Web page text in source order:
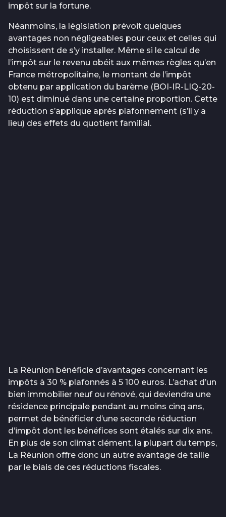
impôt sur la fortune.
Néanmoins, la législation prévoit quelques
avantages non négligeables pour ceux et celles qui
choisissent de s’y installer. Même si le calcul de
l’impôt sur le revenu obéit aux mêmes règles qu’en
France métropolitaine, le montant de l’impôt
obtenu par application du barème (BOI-IR-LIQ-20-
10) est diminué dans une certaine proportion. Cette
réduction s’applique après plafonnement (s’il y a
lieu) des effets du quotient familial.
La Réunion bénéficie d’avantages concernant les
impôts à 30 % plafonnés à 5 100 euros. L’achat d’un
bien immobilier neuf ou rénové, qui deviendra une
résidence principale pendant au moins cinq ans,
permet de bénéficier d’une seconde réduction
d’impôt dont les bénéfices sont étalés sur dix ans.
En plus de son climat clément, la plupart du temps,
La Réunion offre donc un autre avantage de taille
par le biais de ces réductions fiscales.